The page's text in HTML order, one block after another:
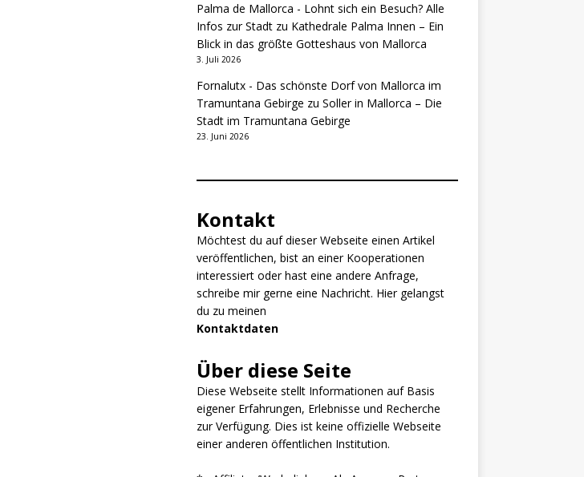
Palma de Mallorca - Lohnt sich ein Besuch? Alle
Infos zur Stadtzu Kathedrale Palma Innen – Ein
Blick in das größte Gotteshaus von Mallorca
3. Juli 2026
Fornalutx - Das schönste Dorf von Mallorca im
Tramuntana Gebirge zu Soller in Mallorca – Die
Stadt im Tramuntana Gebirge
23. Juni 2026
Kontakt
Möchtest du auf dieser Webseite einen Artikel
veröffentlichen, bist an einer Kooperationen
interessiert oder hast eine andere Anfrage,
schreibe mir gerne eine Nachricht. Hier gelangst
du zu meinen
Kontaktdaten
Über diese Seite
Diese Webseite stellt Informationen auf Basis
eigener Erfahrungen, Erlebnisse und Recherche
zur Verfügung. Dies ist keine offizielle Webseite
einer anderen öffentlichen Institution.